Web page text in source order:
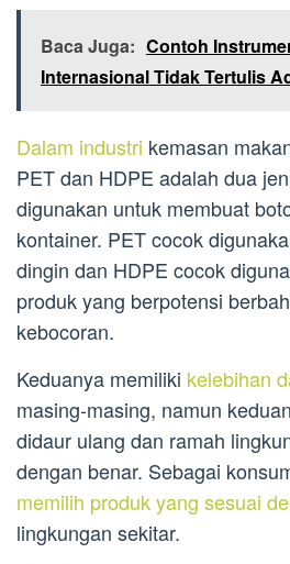
Baca Juga: Contoh
Internasional Tidak Tertulis
Dalam industri kemasan
PET dan HDPE adalah dua
digunakan untuk membuat
kontainer. PET cocok
dingin dan HDPE cocok
produk yang berpotensi
kebocoran.
Keduanya memiliki kelebihan
masing-masing, namun
didaur ulang dan ramah
dengan benar. Sebagai
memilih produk yang sesuai
lingkungan sekitar.